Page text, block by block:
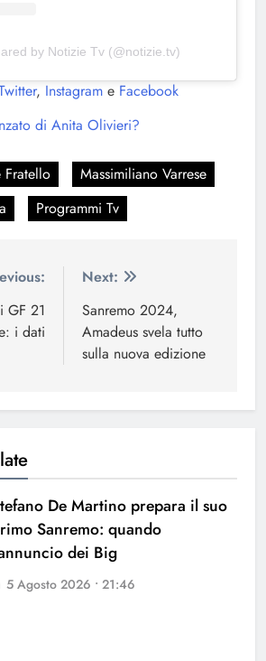
by Notizie Tv (@notizie.tv)
, Instagram e Facebook
di Anita Olivieri?
Fratello
Massimiliano Varrese
Programmi Tv
GF 21
i dati
Next:
Sanremo 2024,
Amadeus svela tutto
sulla nuova edizione
De Martino prepara il suo
Sanremo: quando
dei Big
5 Agosto 2026 • 21:46